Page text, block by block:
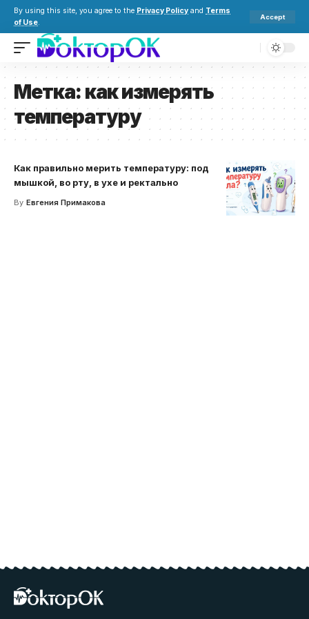
By using this site, you agree to the Privacy Policy and Terms
of Use.
Accept
Метка: как измерять
температуру
Как правильно мерить температуру: под
мышкой, во рту, в ухе и ректально
By Евгения Примакова